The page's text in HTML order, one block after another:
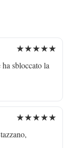
★★★★★
sbloccato la
★★★★★